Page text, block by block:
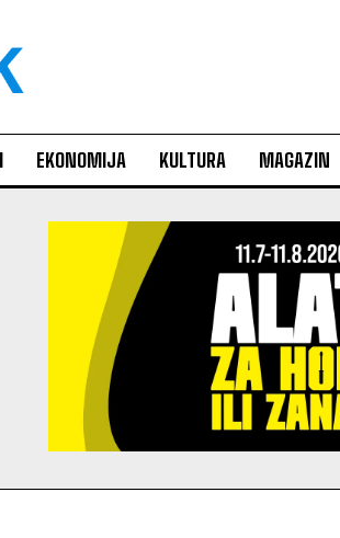
EKONOMIJA KULTURA MAGAZIN